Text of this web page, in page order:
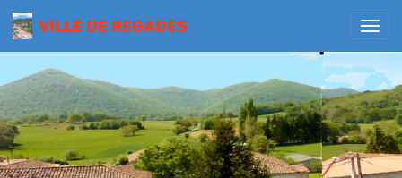
VILLE DE REGADES